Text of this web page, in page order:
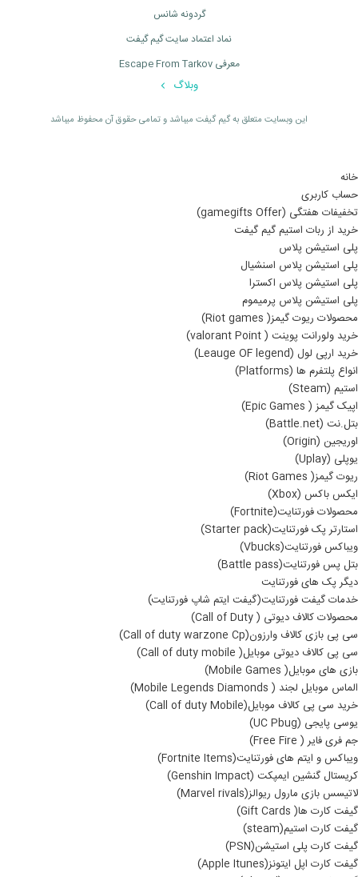
گردونه شانس
نماد اعتماد سایت گیم گیفت
معرفی Escape From Tarkov
وبلاگ
اين وبسايت متعلق به گیم گیفت ميباشد و تمامی حقوق آن محفوظ ميباشد
خانه
حساب کاربری
تخفیفات هفتگی (gamegifts Offer)
خرید از ربات استیم گیم گیفت
پلی استیشن پلاس
پلی استیشن پلاس اسنشیال
پلی استیشن پلاس اکسترا
پلی استیشن پلاس پرمیموم
محصولات ریوت گیمز( Riot games)
خرید ولورانت پوینت ( valorant Point)
خرید ارپی لول (Leauge OF legend)
انواع پلتفرم ها (Platforms)
استیم (Steam)
اپیک گیمز ( Epic Games)
بتل.نت (Battle.net)
اوریجین (Origin)
یوپلی (Uplay)
ریوت گیمز( Riot Games)
ایکس باکس (Xbox)
محصولات فورتنایت(Fortnite)
استارتر پک فورتنایت(Starter pack)
ویباکس فورتنایت(Vbucks)
بتل پس فورتنایت(Battle pass)
دیگر پک های فورتنایت
خدمات گیفت فورتنایت(گیفت ایتم شاپ فورتنایت)
محصولات کالاف دیوتی ( Call of Duty)
سی پی بازی کالاف وارزون(Call of duty warzone Cp)
سی پی کالاف دیوتی موبایل( Call of duty mobile)
بازی های موبایل( Mobile Games)
الماس موبایل لجند ( Mobile Legends Diamonds)
خرید سی پی کالاف موبایل(Call of duty Mobile)
یوسی پایجی (UC Pbug)
جم فری فایر ( Free Fire)
ویباکس و ایتم های فورتنایت(Fortnite Items)
کریستال گنشین ایمپکت (Genshin Impact)
لاتیسس بازی مارول ریوالز(Marvel rivals)
گیفت کارت ها( Gift Cards)
گیفت کارت استیم(steam)
گیفت کارت پلی استیشن(PSN)
گیفت کارت اپل ایتونز(Apple Itunes)